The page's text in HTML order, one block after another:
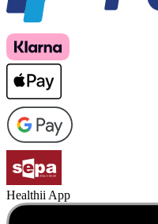
Healthii App